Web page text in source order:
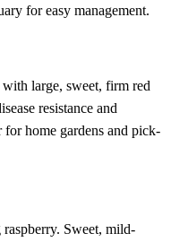
for easy management.
large, sweet, firm red
resistance and
home gardens and pick-
Sweet, mild-